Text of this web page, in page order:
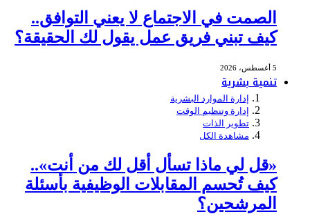
الصمت في الاجتماع لا يعني التوافق..
كيف تبني فريق عمل يقول لك الحقيقة؟
5 أغسطس، 2026
تنمية بشرية
إدارة الموارد البشرية
إدارة وتنظيم الوقت
تطوير الذات
مشاهدة الكل
«قل لي ماذا تسأل أقل لك من أنت»..
كيف تُحسم المقابلات الوظيفية بأسئلة
المرشحين؟